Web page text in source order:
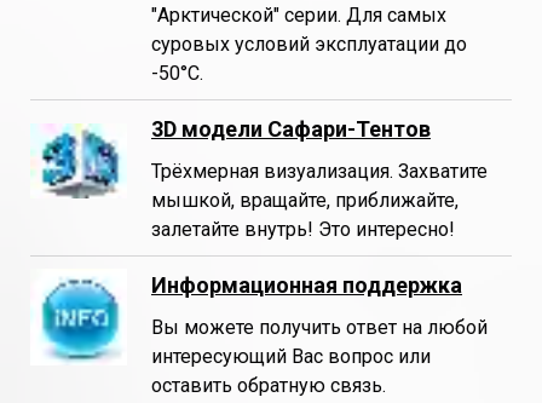
"Арктической" серии. Для самых
суровых условий эксплуатации до
-50°С.
3D модели Сафари-Тентов
Трёхмерная визуализация. Захватите
мышкой, вращайте, приближайте,
залетайте внутрь! Это интересно!
Информационная поддержка
Вы можете получить ответ на любой
интересующий Вас вопрос или
оставить обратную связь.